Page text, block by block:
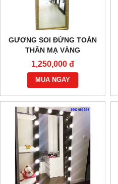
GƯƠNG SOI ĐỨNG TOÀN
THÂN MẠ VÀNG
1,250,000 đ
MUA NGAY